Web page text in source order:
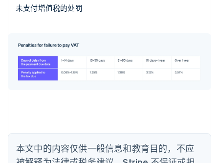
未支付增值税的处罚
本文中的内容仅供一般信息和教育目的，不应
English
奥地利
English
澳大利亚
English
巴西
English
丹麦